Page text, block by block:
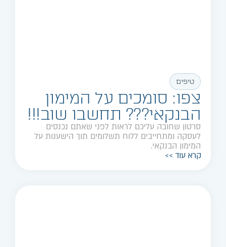
טיפים
צפו: סומכים על המימון
הבנקאי??? תחשבו שוב!!!
סרטון שחובה עליכם לראות לפני שאתם נכנסים
לעסקה ומתחייבים ללוח תשלומים תוך הישענות על
המימון הבנקאי.
קרא עוד >>